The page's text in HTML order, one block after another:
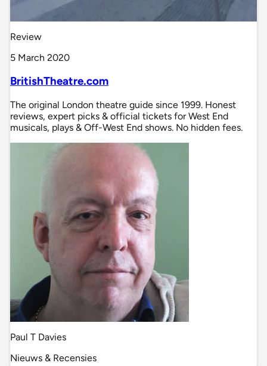
Review
5 March 2020
BritishTheatre.com
The original London theatre guide since 1999. Honest
reviews, expert picks & official tickets for West End
musicals, plays & Off-West End shows. No hidden fees.
Paul T Davies
Nieuws & Recensies